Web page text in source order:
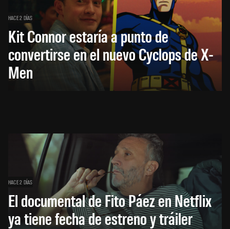
HACE 2 DÍAS
Kit Connor estaría a punto de
convertirse en el nuevo Cyclops de X-
Men
HACE 2 DÍAS
El documental de Fito Páez en Netflix
ya tiene fecha de estreno y tráiler